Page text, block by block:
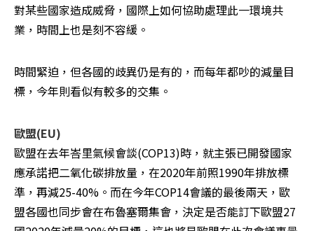
對某些國家造成威脅，國際上如何協助處理此一環境共
業，時間上也是刻不容緩。
時間緊迫，但各國的歧異仍是有的，而每年都吵的減量目
標，今年則看似有較多的交集。
歐盟(EU)
歐盟在去年峇里氣候會談(COP13)時，就主張已開發國家
應承諾把二氧化碳排放量，在2020年前照1990年排放標
準，再減25-40%。而在今年COP14會議的最後兩天，歐
盟各國也同步會在布魯塞爾集會，決定是否能訂下歐盟27